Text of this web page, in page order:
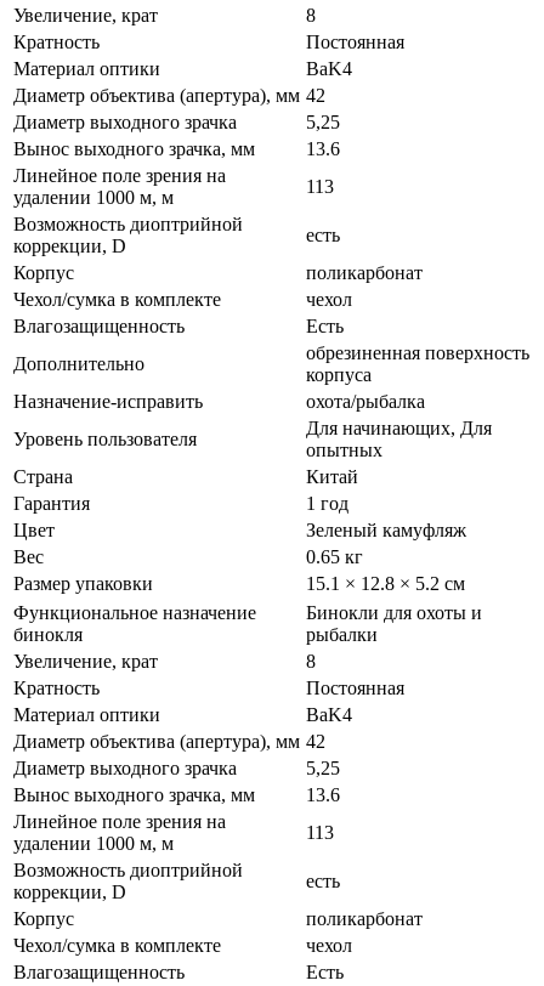
Увеличение, крат
8
Кратность
Постоянная
Материал оптики
BaK4
Диаметр объектива (апертура), мм 42
Диаметр выходного зрачка
5,25
Вынос выходного зрачка, мм
13.6
Линейное поле зрения на
удалении 1000 м, м
113
Возможность диоптрийной
коррекции, D
есть
Корпус
поликарбонат
Чехол/сумка в комплекте
чехол
Влагозащищенность
Есть
Дополнительно
обрезиненная поверхность
корпуса
Назначение-исправить
охота/рыбалка
Уровень пользователя
Для начинающих, Для
опытных
Страна
Китай
Гарантия
1 год
Цвет
Зеленый камуфляж
Вес
0.65 кг
Размер упаковки
15.1 × 12.8 × 5.2 см
Функциональное назначение
бинокля
Бинокли для охоты и
рыбалки
Увеличение, крат
8
Кратность
Постоянная
Материал оптики
BaK4
Диаметр объектива (апертура), мм 42
Диаметр выходного зрачка
5,25
Вынос выходного зрачка, мм
13.6
Линейное поле зрения на
удалении 1000 м, м
113
Возможность диоптрийной
коррекции, D
есть
Корпус
поликарбонат
Чехол/сумка в комплекте
чехол
Влагозащищенность
Есть